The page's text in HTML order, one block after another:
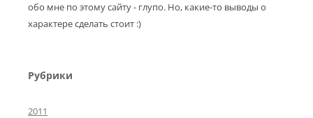
обо мне по этому сайту - глупо. Но, какие-то выводы о
характере сделать стоит :)
Рубрики
2011